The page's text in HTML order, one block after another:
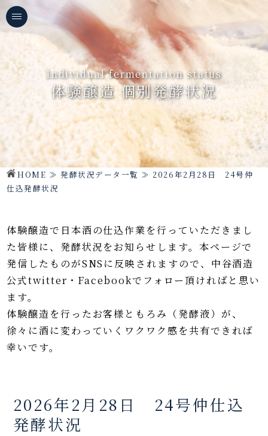
Individual fermentation status
体験醸造 個別発酵状況
HOME ≫ 発酵状況データ一覧 ≫2026年2月28日 24号仲
仕込発酵状況
体験醸造で日本酒の仕込作業を行っていただきまし
た皆様に、発酵状況をお知らせします。 本ページで
発信したものがSNSに反映されますので、中谷酒造
公式twitter・Facebookでフォロー頂ければと思い
ます。
体験醸造を行ったお客様ともろみ（発酵液）が、
徐々に酒に変わっていくワクワク感を共有できれば
幸いです。
2026年2月28日 24号仲仕込
発酵状況